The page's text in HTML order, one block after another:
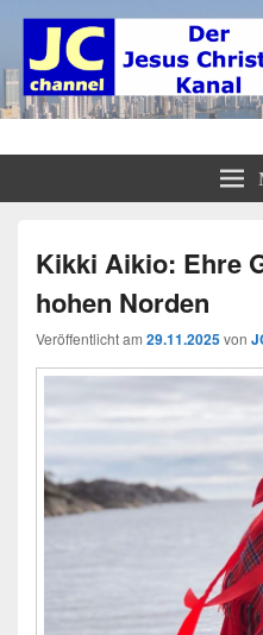
JC channel –
Kikki Aikio: Ehre
hohen Norden
Veröffentlicht am 29.11.2025von